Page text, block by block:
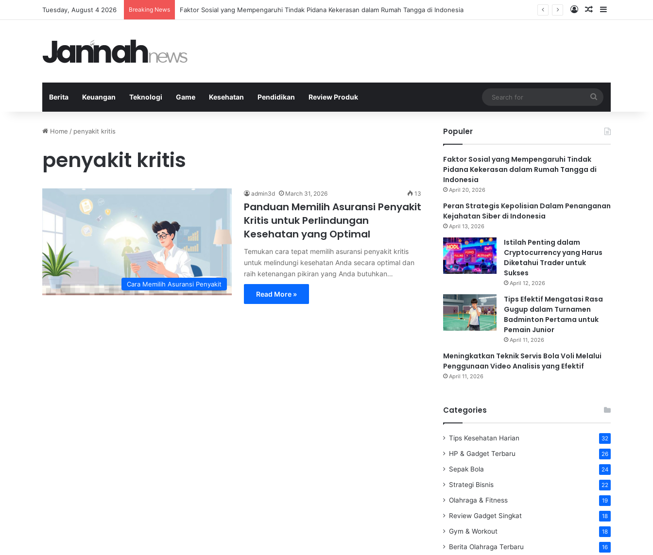
Tuesday, August 4 2026 Breaking News Peran Strategis Kepolisian Dalam Penanganan Kejahatan Siber di Indonesia Log InRandom Article
Sidebar
Berita Keuangan Teknologi Game Kesehatan Pendidikan Review Produk
for
Home / penyakit kritis
penyakit kritis
Cara Memilih Asuransi Penyakit
admin3d March 31, 2026 13
Panduan Memilih Asuransi Penyakit
Kritis untuk Perlindungan
Kesehatan yang Optimal
Temukan cara tepat memilih asuransi penyakit kritis
untuk melindungi kesehatan Anda secara optimal dan
raih ketenangan pikiran yang Anda butuhkan…
Read More »
Populer
Faktor Sosial yang Mempengaruhi Tindak
Pidana Kekerasan dalam Rumah Tangga di
Indonesia
April 20, 2026
Peran Strategis Kepolisian Dalam Penanganan
Kejahatan Siber di Indonesia
April 13, 2026
Istilah Penting dalam
Cryptocurrency yang Harus
Diketahui Trader untuk
Sukses
April 12, 2026
Tips Efektif Mengatasi Rasa
Gugup dalam Turnamen
Badminton Pertama untuk
Pemain Junior
April 11, 2026
Meningkatkan Teknik Servis Bola Voli Melalui
Penggunaan Video Analisis yang Efektif
April 11, 2026
Categories
Tips Kesehatan Harian 32
HP & Gadget Terbaru 26
Sepak Bola 24
Strategi Bisnis 22
Olahraga & Fitness 19
Review Gadget Singkat 18
Gym & Workout 18
Berita Olahraga Terbaru 16